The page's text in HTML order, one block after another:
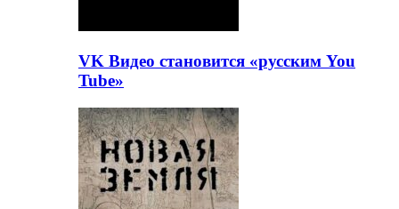
VK Видео становится «русским You
Tube»